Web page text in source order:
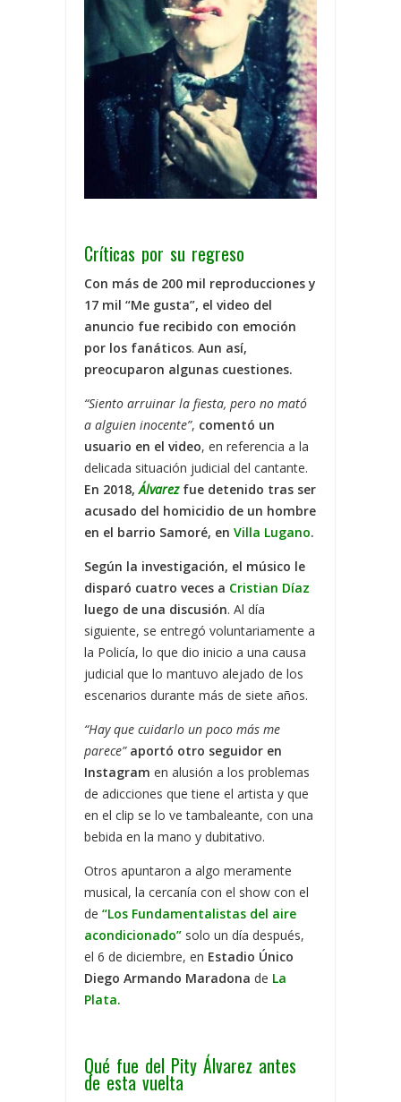
Críticas por su regreso
Con más de 200 mil reproducciones y
17 mil “Me gusta”, el video del
anuncio fue recibido con emoción
por los fanáticos. Aun así,
preocuparon algunas cuestiones.
“Siento arruinar la fiesta, pero no mató
a alguien inocente”, comentó un
usuario en el video, en referencia a la
delicada situación judicial del cantante.
En 2018,Álvarez fue detenido tras ser
acusado del homicidio de un hombre
en el barrio Samoré, en Villa Lugano.
Según la investigación, el músico le
disparó cuatro veces a Cristian Díaz
luego de una discusión. Al día
siguiente, se entregó voluntariamente a
la Policía, lo que dio inicio a una causa
judicial que lo mantuvo alejado de los
escenarios durante más de siete años.
“Hay que cuidarlo un poco más me
parece” aportó otro seguidor en
Instagram en alusión a los problemas
de adicciones que tiene el artista y que
en el clip se lo ve tambaleante, con una
bebida en la mano y dubitativo.
Otros apuntaron a algo meramente
musical, la cercanía con el show con el
de “Los Fundamentalistas del aire
acondicionado” solo un día después,
el 6 de diciembre, en Estadio Único
Diego Armando Maradona de La
Plata.
Qué fue del Pity Álvarez antes
de esta vuelta